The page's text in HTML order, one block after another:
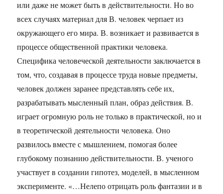
или даже не может быть в действительности. Но во
всех случаях материал для В. человек черпает из
окружающего его мира. В. возникает и развивается в
процессе общественной практики человека.
Специфика человеческой деятельности заключается в
том, что, создавая в процессе труда новые предметы,
человек должен заранее представлять себе их,
разрабатывать мысленный план, образ действия. В.
играет огромную роль не только в практической, но и
в теоретической деятельности человека. Оно
развилось вместе с мышлением, помогая более
глубокому познанию действительности. В. ученого
участвует в создании гипотез, моделей, в мысленном
эксперименте. «…Нелепо отрицать роль фантазии и в